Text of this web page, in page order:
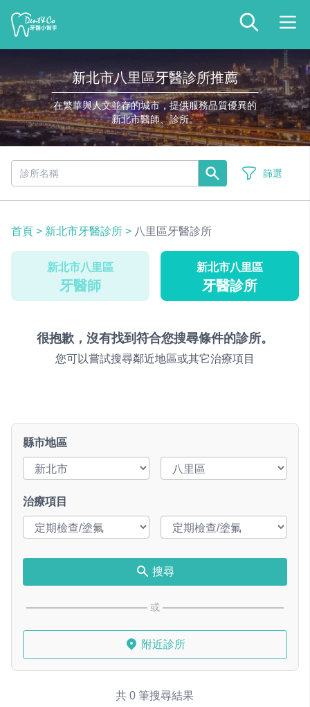
新北市八里區牙醫診所推薦
在繁華與人文並存的城市，提供服務品質優異的
新北市醫師、診所。
篩選
首頁 > 新北市牙醫診所 > 八里區牙醫診所
新北市八里區
牙醫師
新北市八里區
牙醫診所
很抱歉，沒有找到符合您搜尋條件的診所。
您可以嘗試搜尋鄰近地區或其它治療項目
縣市地區
治療項目
搜尋
或
附近診所
共 0 筆搜尋結果